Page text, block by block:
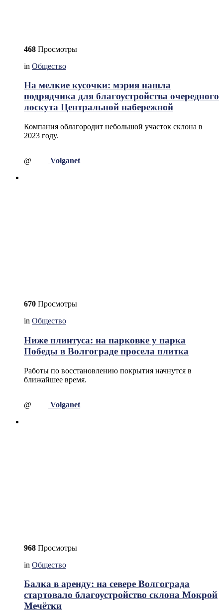
468 Просмотры
in Общество
На мелкие кусочки: мэрия нашла
подрядчика для благоустройства очередного
лоскута Центральной набережной
Компания облагородит небольшой участок склона в
2023 году.
@ Volganet
670 Просмотры
in Общество
Ниже плинтуса: на парковке у парка
Победы в Волгограде просела плитка
Работы по восстановлению покрытия начнутся в
ближайшее время.
@ Volganet
968 Просмотры
in Общество
Балка в аренду: на севере Волгограда
стартовало благоустройство склона Мокрой
Мечётки